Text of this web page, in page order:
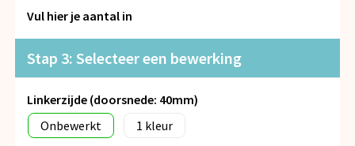
Vul hier je aantal in
Stap 3: Selecteer een bewerking
Linkerzijde (doorsnede: 40mm)
Onbewerkt
1